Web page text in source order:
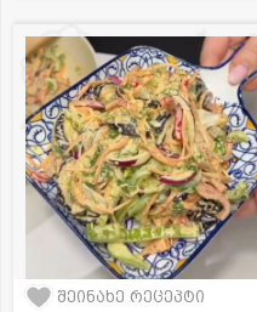
შეინახე რეცეპტი